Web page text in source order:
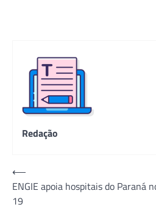
Redação
Navegação
de
Post
⟵
ENGIE apoia hospitais do Paraná
19